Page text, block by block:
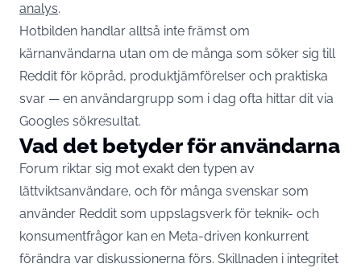
analys.
Hotbilden handlar alltså inte främst om
kärnanvändarna utan om de många som söker sig till
Reddit för köpråd, produktjämförelser och praktiska
svar — en användargrupp som i dag ofta hittar dit via
Googles sökresultat.
Vad det betyder för användarna
Forum riktar sig mot exakt den typen av
lättviktsanvändare, och för många svenskar som
använder Reddit som uppslagsverk för teknik- och
konsumentfrågor kan en Meta-driven konkurrent
förändra var diskussionerna förs. Skillnaden i integritet